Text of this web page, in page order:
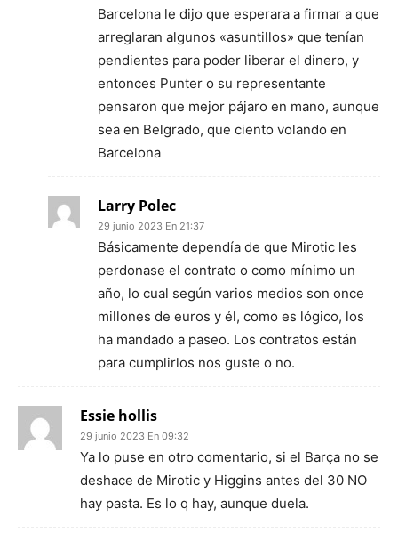
Barcelona le dijo que esperara a firmar a que
arreglaran algunos «asuntillos» que tenían
pendientes para poder liberar el dinero, y
entonces Punter o su representante
pensaron que mejor pájaro en mano, aunque
sea en Belgrado, que ciento volando en
Barcelona
Larry Polec
29 junio 2023 En 21:37
Básicamente dependía de que Mirotic les
perdonase el contrato o como mínimo un
año, lo cual según varios medios son once
millones de euros y él, como es lógico, los
ha mandado a paseo. Los contratos están
para cumplirlos nos guste o no.
Essie hollis
29 junio 2023 En 09:32
Ya lo puse en otro comentario, si el Barça no se
deshace de Mirotic y Higgins antes del 30 NO
hay pasta. Es lo q hay, aunque duela.